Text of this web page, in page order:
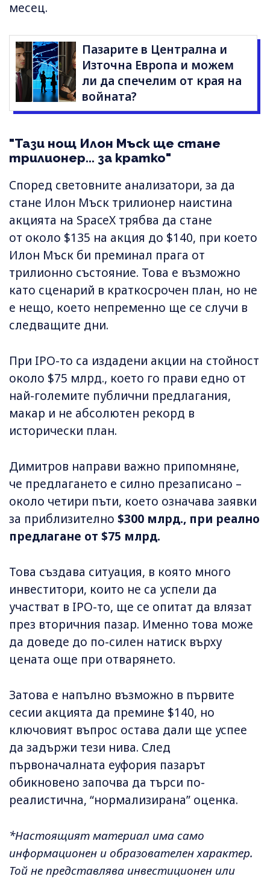
месец.
Пазарите в Централна и
Източна Европа и можем
ли да спечелим от края на
войната?
"Тази нощ Илон Мъск ще стане
трилионер... за кратко"
Според световните анализатори, за да
стане Илон Мъск трилионер наистина
акцията на SpaceX трябва да стане
от около $135 на акция до $140, при което
Илон Мъск би преминал прага от
трилионно състояние. Това е възможно
като сценарий в краткосрочен план, но не
е нещо, което непременно ще се случи в
следващите дни.
При IPO-то са издадени акции на стойност
около $75 млрд., което го прави едно от
най-големите публични предлагания,
макар и не абсолютен рекорд в
исторически план.
Димитров направи важно припомняне,
че предлагането е силно презаписано –
около четири пъти, което означава заявки
за приблизително $300 млрд., при реално
предлагане от $75 млрд.
Това създава ситуация, в която много
инвеститори, които не са успели да
участват в IPO-то, ще се опитат да влязат
през вторичния пазар. Именно това може
да доведе до по-силен натиск върху
цената още при отварянето.
Затова е напълно възможно в първите
сесии акцията да премине $140, но
ключовият въпрос остава дали ще успее
да задържи тези нива. След
първоначалната еуфория пазарът
обикновено започва да търси по-
реалистична, “нормализирана” оценка.
*Настоящият материал има само
информационен и образователен характер.
Той не представлява инвестиционен или